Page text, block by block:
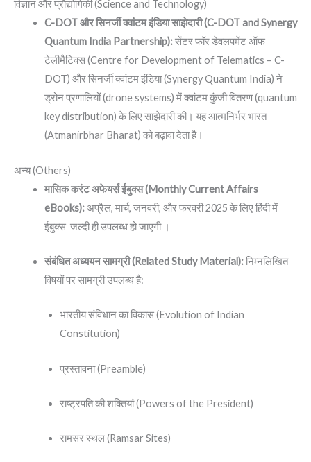
विज्ञान और प्रौद्योगिकी (Science and Technology)
C-DOT और सिनर्जी क्वांटम इंडिया साझेदारी (C-DOT and Synergy
Quantum India Partnership):सेंटर फॉर डेवलपमेंट ऑफ
टेलीमैटिक्स (Centre for Development of Telematics – C-
DOT) और सिनर्जी क्वांटम इंडिया (Synergy Quantum India) ने
ड्रोन प्रणालियों (drone systems) में क्वांटम कुंजी वितरण (quantum
key distribution) के लिए साझेदारी की। यह आत्मनिर्भर भारत
(Atmanirbhar Bharat) को बढ़ावा देता है।
अन्य (Others)
मासिक करंट अफेयर्स ईबुक्स (Monthly Current Affairs
eBooks):अप्रैल, मार्च, जनवरी, और फरवरी 2025 के लिए हिंदी में
ईबुक्स जल्दी ही उपलब्ध हो जाएगी ।
संबंधित अध्ययन सामग्री (Related Study Material):निम्नलिखित
विषयों पर सामग्री उपलब्ध है:
भारतीय संविधान का विकास (Evolution of Indian
Constitution)
प्रस्तावना (Preamble)
राष्ट्रपति की शक्तियां (Powers of the President)
रामसर स्थल (Ramsar Sites)